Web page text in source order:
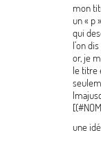
mon
un « p
qui
l’on
or, je
le titre
une